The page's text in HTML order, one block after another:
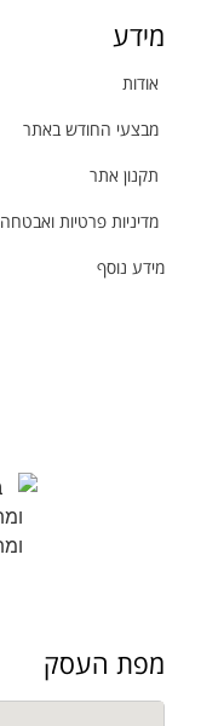
מידע
אודות
מבצעי החודש באתר
תקנון אתר
מדיניות פרטיות ואבטחה
מידע נוסף
מפת העסק